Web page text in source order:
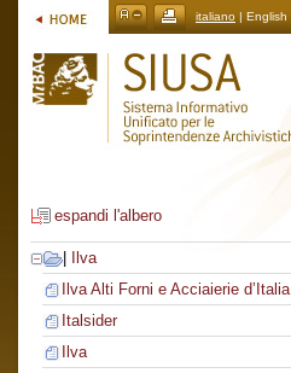
italiano | English
espandi l'albero
Ilva
Ilva Alti Forni e Acciaierie d’Italia
Italsider
Ilva